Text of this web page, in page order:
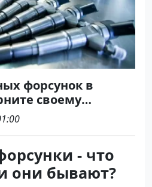
форсунок в
своему
и
- что
они бывают?